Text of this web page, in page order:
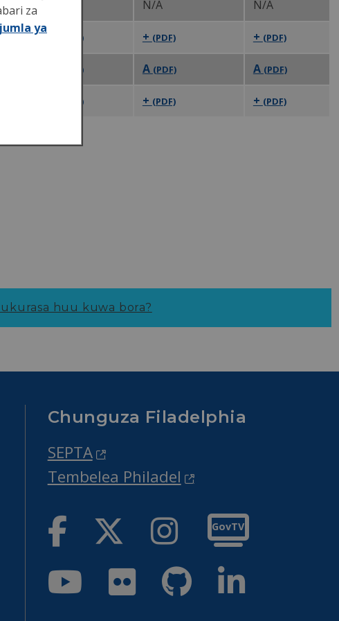
N/A N/A N/A
A1 (PDF) + (PDF) + (PDF)
(PDF) A (PDF) A (PDF)
(PDF) + (PDF) + (PDF)
huu kuwa bora?
Chunguza Filadelphia
SEPTA
Tembelea Philadel
Facebook TwitterInstagram
GovTV
YoutubeFlickr GitHubLinkedIn
za
ya